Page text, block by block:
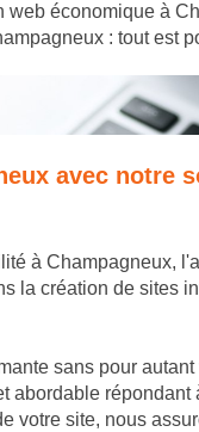
économique à
: tout est
avec notre
à Champagneux,
la création de sites
sans pour
abordable répondant
votre site, nous